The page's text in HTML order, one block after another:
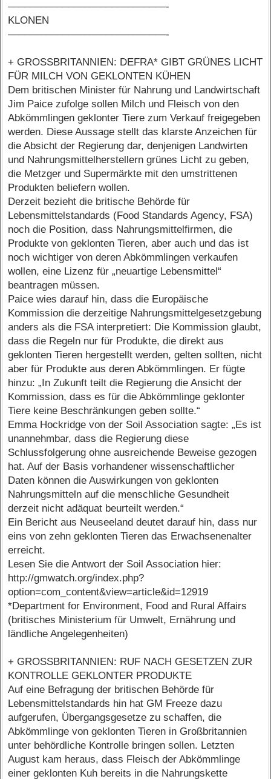
–––––––––––––––––––––––––––––-
KLONEN
–––––––––––––––––––––––––––––-
+ GROSSBRITANNIEN: DEFRA* GIBT GRÜNES LICHT
FÜR MILCH VON GEKLONTEN KÜHEN
Dem britischen Minister für Nahrung und Landwirtschaft
Jim Paice zufolge sollen Milch und Fleisch von den
Abkömmlingen geklonter Tiere zum Verkauf freigegeben
werden. Diese Aussage stellt das klarste Anzeichen für
die Absicht der Regierung dar, denjenigen Landwirten
und Nahrungsmittelherstellern grünes Licht zu geben,
die Metzger und Supermärkte mit den umstrittenen
Produkten beliefern wollen.
Derzeit bezieht die britische Behörde für
Lebensmittelstandards (Food Standards Agency, FSA)
noch die Position, dass Nahrungsmittelfirmen, die
Produkte von geklonten Tieren, aber auch und das ist
noch wichtiger von deren Abkömmlingen verkaufen
wollen, eine Lizenz für „neuartige Lebensmittel“
beantragen müssen.
Paice wies darauf hin, dass die Europäische
Kommission die derzeitige Nahrungsmittelgesetzgebung
anders als die FSA interpretiert: Die Kommission glaubt,
dass die Regeln nur für Produkte, die direkt aus
geklonten Tieren hergestellt werden, gelten sollten, nicht
aber für Produkte aus deren Abkömmlingen. Er fügte
hinzu: „In Zukunft teilt die Regierung die Ansicht der
Kommission, dass es für die Abkömmlinge geklonter
Tiere keine Beschränkungen geben sollte.“
Emma Hockridge von der Soil Association sagte: „Es ist
unannehmbar, dass die Regierung diese
Schlussfolgerung ohne ausreichende Beweise gezogen
hat. Auf der Basis vorhandener wissenschaftlicher
Daten können die Auswirkungen von geklonten
Nahrungsmitteln auf die menschliche Gesundheit
derzeit nicht adäquat beurteilt werden.“
Ein Bericht aus Neuseeland deutet darauf hin, dass nur
eins von zehn geklonten Tieren das Erwachsenenalter
erreicht.
Lesen Sie die Antwort der Soil Association hier:
http://gmwatch.org/index.php?
option=com_content&view=article&id=12919
*Department for Environment, Food and Rural Affairs
(britisches Ministerium für Umwelt, Ernährung und
ländliche Angelegenheiten)
+ GROSSBRITANNIEN: RUF NACH GESETZEN ZUR
KONTROLLE GEKLONTER PRODUKTE
Auf eine Befragung der britischen Behörde für
Lebensmittelstandards hin hat GM Freeze dazu
aufgerufen, Übergangsgesetze zu schaffen, die
Abkömmlinge von geklonten Tieren in Großbritannien
unter behördliche Kontrolle bringen sollen. Letzten
August kam heraus, dass Fleisch der Abkömmlinge
einer geklonten Kuh bereits in die Nahrungskette